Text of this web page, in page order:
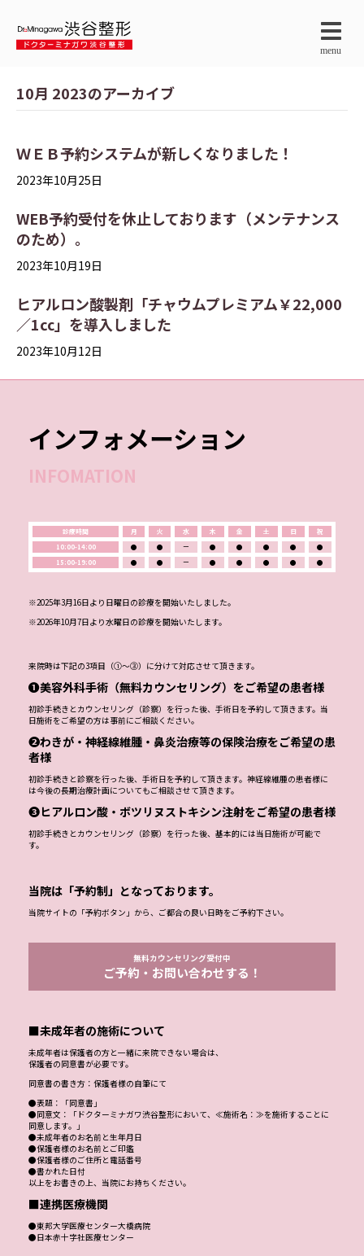
menu
10月 2023のアーカイブ
ＷＥＢ予約システムが新しくなりました！
2023年10月25日
WEB予約受付を休止しております（メンテナンス
のため）。
2023年10月19日
ヒアルロン酸製剤「チャウムプレミアム￥22,000
／1㏄」を導入しました
2023年10月12日
インフォメーション
INFOMATION
診療時間 月 火 水 木 金 土 日
祝
10:00-14:00
● ● ー ● ● ● ●
●
15:00-19:00
● ● ー ● ● ● ● ●
※2025年3月16日より日曜日の診療を開始いたしました。
※2026年10月7日より水曜日の診療を開始いたします。
来院時は下記の3項目（①～③）に分けて対応させて頂きます。
❶美容外科手術（無料カウンセリング）をご希望の患者様
初診手続きとカウンセリング（診察）を行った後、手術日を予約して頂きます。当
日施術をご希望の方は事前にご相談ください。
❷わきが・神経線維腫・鼻炎治療等の保険治療をご希望の患
者様
初診手続きと診察を行った後、手術日を予約して頂きます。神経線維腫の患者様に
は今後の長期治療計画についてもご相談させて頂きます。
❸ヒアルロン酸・ボツリヌストキシン注射をご希望の患者様
初診手続きとカウンセリング（診察）を行った後、基本的には当日施術が可能で
す。
当院は「予約制」となっております。
当院サイトの「予約ボタン」から、ご都合の良い日時をご予約下さい。
無料カウンセリング受付中
ご予約・お問い合わせする！
■未成年者の施術について
未成年者は保護者の方と一緒に来院できない場合は、
保護者の同意書が必要です。
同意書の書き方：保護者様の自筆にて
●表題：「同意書」
●同意文：「ドクターミナガワ渋谷整形において、≪施術名：≫を施術することに
同意します。」
●未成年者のお名前と生年月日
●保護者様のお名前とご印鑑
●保護者様のご住所と電話番号
●書かれた日付
以上をお書きの上、当院にお持ちください。
■連携医療機関
●東邦大学医療センター大橋病院
●日本赤十字社医療センター